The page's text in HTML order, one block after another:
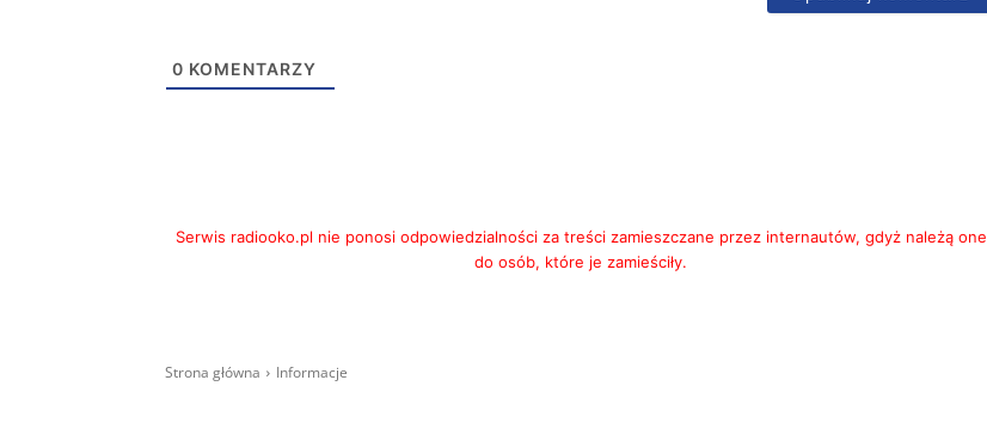
0 KOMENTARZY
Serwis radiooko.pl nie ponosi odpowiedzialności za treści zamieszczane przez internautów, gdyż należą one
do osób, które je zamieściły.